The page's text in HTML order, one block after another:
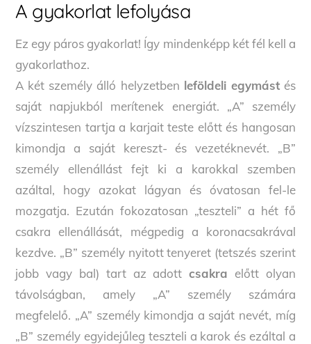
A gyakorlat lefolyása
Ez egy páros gyakorlat! Így mindenképp két fél kell a
gyakorlathoz.
A két személy álló helyzetben leföldeli egymástés
saját napjukból merítenek energiát. „A” személy
vízszintesen tartja a karjait teste előtt és hangosan
kimondja a saját kereszt- és vezetéknevét. „B”
személy ellenállást fejt ki a karokkal szemben
azáltal, hogy azokat lágyan és óvatosan fel-le
mozgatja. Ezután fokozatosan „teszteli” a hét fő
csakra ellenállását, mégpedig a koronacsakrával
kezdve. „B” személy nyitott tenyeret (tetszés szerint
jobb vagy bal) tart az adottcsakra előtt olyan
távolságban, amely „A” személy számára
megfelelő. „A” személy kimondja a saját nevét, míg
„B” személy egyidejűleg teszteli a karok és ezáltal a